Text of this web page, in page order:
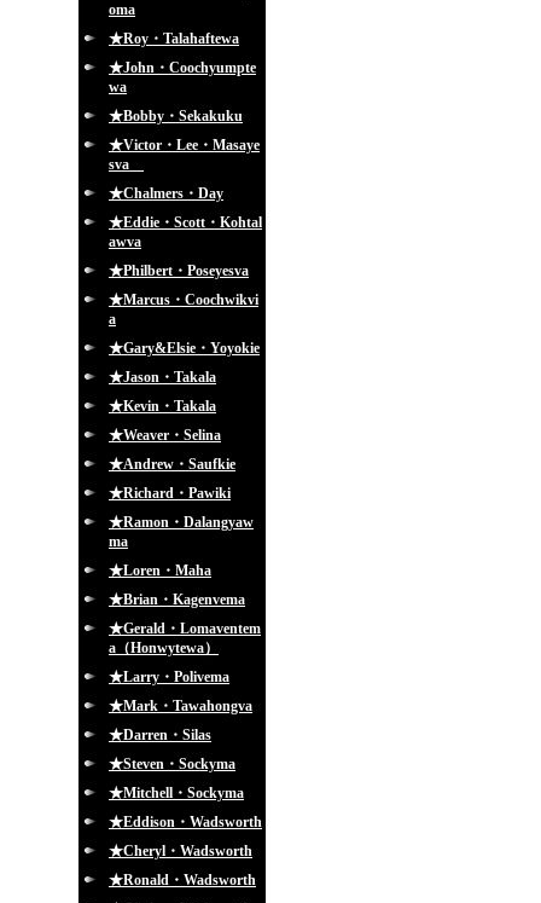
oma
★Roy・Talahaftewa
★John・Coochyumpte
wa
★Bobby・Sekakuku
★Victor・Lee・Masaye
sva
★Chalmers・Day
★Eddie・Scott・Kohtal
awva
★Philbert・Poseyesva
★Marcus・Coochwikvi
a
★Gary&Elsie・Yoyokie
★Jason・Takala
★Kevin・Takala
★Weaver・Selina
★Andrew・Saufkie
★Richard・Pawiki
★Ramon・Dalangyaw
ma
★Loren・Maha
★Brian・Kagenvema
★Gerald・Lomaventem
a（Honwytewa）
★Larry・Polivema
★Mark・Tawahongva
★Darren・Silas
★Steven・Sockyma
★Mitchell・Sockyma
★Eddison・Wadsworth
★Cheryl・Wadsworth
★Ronald・Wadsworth